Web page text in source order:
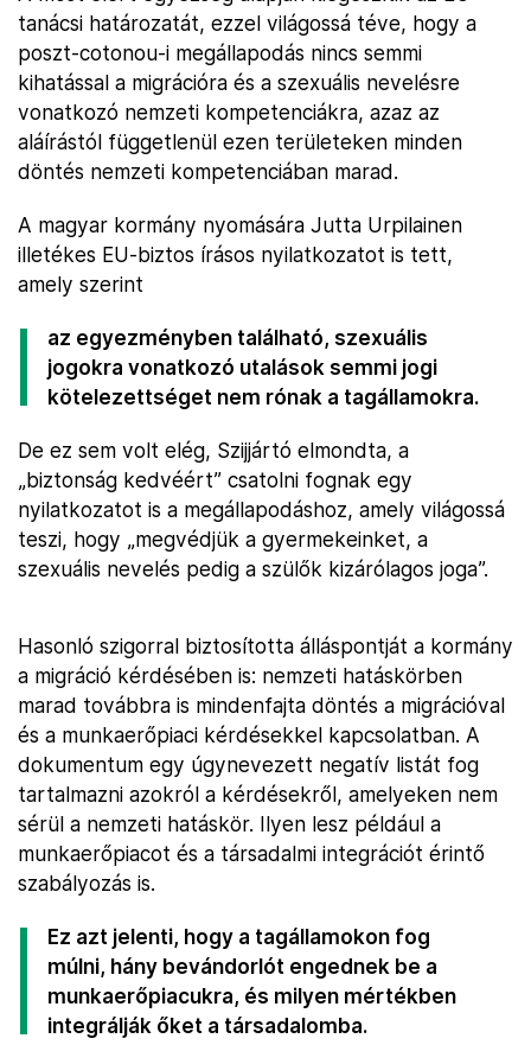
tanácsi határozatát, ezzel világossá téve, hogy a
poszt-cotonou-i megállapodás nincs semmi
kihatással a migrációra és a szexuális nevelésre
vonatkozó nemzeti kompetenciákra, azaz az
aláírástól függetlenül ezen területeken minden
döntés nemzeti kompetenciában marad.
A magyar kormány nyomására Jutta Urpilainen
illetékes EU-biztos írásos nyilatkozatot is tett,
amely szerint
az egyezményben található, szexuális
jogokra vonatkozó utalások semmi jogi
kötelezettséget nem rónak a tagállamokra.
De ez sem volt elég, Szijjártó elmondta, a
„biztonság kedvéért” csatolni fognak egy
nyilatkozatot is a megállapodáshoz, amely világossá
teszi, hogy „megvédjük a gyermekeinket, a
szexuális nevelés pedig a szülők kizárólagos joga”.
Hasonló szigorral biztosította álláspontját a kormány
a migráció kérdésében is: nemzeti hatáskörben
marad továbbra is mindenfajta döntés a migrációval
és a munkaerőpiaci kérdésekkel kapcsolatban. A
dokumentum egy úgynevezett negatív listát fog
tartalmazni azokról a kérdésekről, amelyeken nem
sérül a nemzeti hatáskör. Ilyen lesz például a
munkaerőpiacot és a társadalmi integrációt érintő
szabályozás is.
Ez azt jelenti, hogy a tagállamokon fog
múlni, hány bevándorlót engednek be a
munkaerőpiacukra, és milyen mértékben
integrálják őket a társadalomba.